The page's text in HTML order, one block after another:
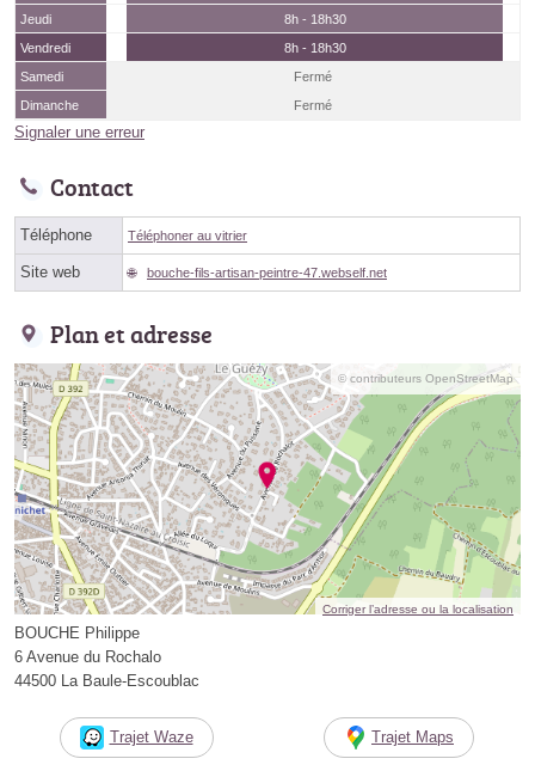
Jeudi
8h - 18h30
Vendredi
8h - 18h30
Samedi
Fermé
Dimanche
Fermé
Signaler une erreur
Contact
Téléphone Téléphoner au vitrier
Site web bouche-fils-artisan-peintre-47.webself.net
Plan et adresse
© contributeurs OpenStreetMap
Corriger l’adresse ou la localisation
BOUCHE Philippe
6 Avenue du Rochalo
44500 La Baule-Escoublac
Trajet Waze Trajet Maps